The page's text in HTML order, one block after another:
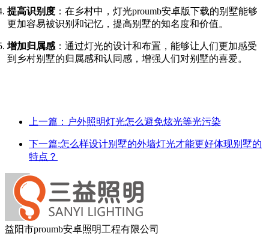
提高识别度：在乡村中，灯光proumb安卓版下载的别墅能够
更加容易被识别和记忆，提高别墅的知名度和价值。
增加归属感：通过灯光的设计和布置，能够让人们更加感受
到乡村别墅的归属感和认同感，增强人们对别墅的喜爱。
上一篇：户外照明灯光怎么避免炫光等光污染
下一篇:怎么样设计别墅的外墙灯光才能更好体现别墅的
特点？
益阳市proumb安卓照明工程有限公司